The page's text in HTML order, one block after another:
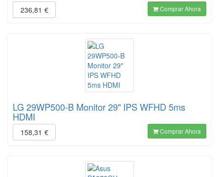
236,81 € Comprar Ahora
LG 29WP500-B Monitor 29" IPS WFHD 5ms
HDMI
158,31 € Comprar Ahora